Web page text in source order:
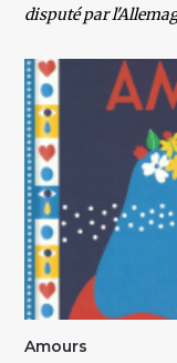
disputé par
Amours